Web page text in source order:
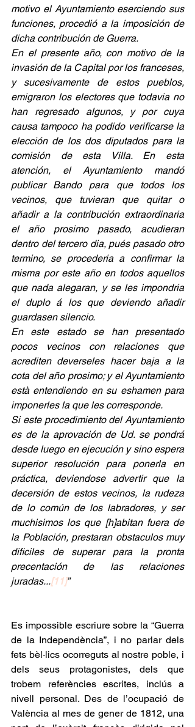
motivo el Ayuntamiento eserciendo sus
funciones, procedió a la imposición de
dicha contribución de Guerra.
En el presente año, con motivo de la
invasión de la Capital por los franceses,
y sucesivamente de estos pueblos,
emigraron los electores que todavia no
han regresado algunos, y por cuya
causa tampoco ha podido verificarse la
elección de los dos diputados para la
comisión de esta Villa. En esta
atención, el Ayuntamiento mandó
publicar Bando para que todos los
vecinos, que tuvieran que quitar o
añadir a la contribución extraordinaria
el año prosimo pasado, acudieran
dentro del tercero dia, pués pasado otro
termino, se procederia a confirmar la
misma por este año en todos aquellos
que nada alegaran, y se les impondria
el duplo á los que deviendo añadir
guardasen silencio.
En este estado se han presentado
pocos vecinos con relaciones que
acrediten deverseles hacer baja a la
cota del año prosimo; y el Ayuntamiento
està entendiendo en su eshamen para
imponerles la que les corresponde.
Si este procedimiento del Ayuntamiento
es de la aprovación de Ud. se pondrá
desde luego en ejecución y sino espera
superior resolución para ponerla en
práctica, deviendose advertir que la
decersión de estos vecinos, la rudeza
de lo común de los labradores, y ser
muchisimos los que [h]abitan fuera de
la Población, prestaran obstaculos muy
dificiles de superar para la pronta
precentación de las relaciones
juradas...[11]”
Es impossible escriure sobre la “Guerra
de la Independència”, i no parlar dels
fets bèl·lics ocorreguts al nostre poble, i
dels seus protagonistes, dels que
trobem referències escrites, inclús a
nivell personal. Des de l’ocupació de
València al mes de gener de 1812, una